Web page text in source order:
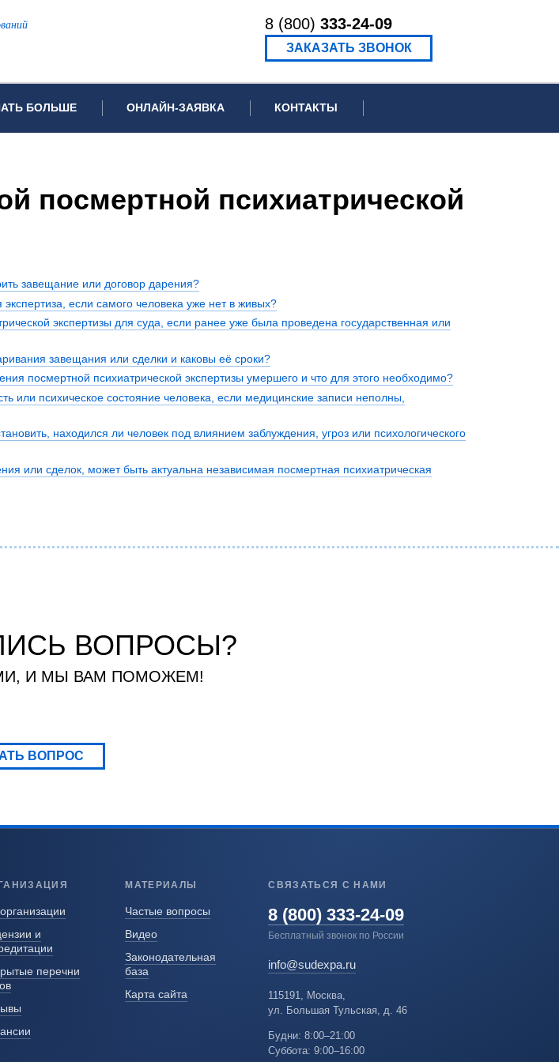
8 (800) 333-24-09
ЗАКАЗАТЬ ЗВОНОК
Медицинская экспертиза
Патентоведческая экспертиза
Психологическая экспертиза
Строительная экспертиза
Химическая экспертиза
Экспертиза давности создания документа
БОЛЬШЕ
вопросы
ОНЛАЙН-ЗАЯВКА
Заявка на проведение рецензии
КОНТАКТЫ
посмертной психиатрической
завещание или договор дарения?
если самого человека уже нет в живых?
экспертизы для суда, если ранее уже была проведена государственная или
завещания или сделки и каковы её сроки?
посмертной психиатрической экспертизы умершего и что для этого необходимо?
или психическое состояние человека, если медицинские записи неполны,
находился ли человек под влиянием заблуждения, угроз или психологического
или сделок, может быть актуальна независимая посмертная психиатрическая
ВОПРОСЫ?
И МЫ ВАМ ПОМОЖЕМ!
ВОПРОС
и
перечни
МАТЕРИАЛЫ
Частые вопросы
Видео
Законодательная
база
Карта сайта
СВЯЗАТЬСЯ С НАМИ
8 (800) 333-24-09
Бесплатный звонок по России
info@sudexpa.ru
115191, Москва,
ул. Большая Тульская, д. 46
Будни: 8:00–21:00
Суббота: 9:00–16:00